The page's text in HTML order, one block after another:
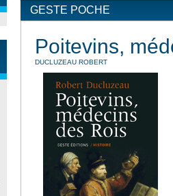
GESTE POCHE
Poitevins,
DUCLUZEAU ROBERT